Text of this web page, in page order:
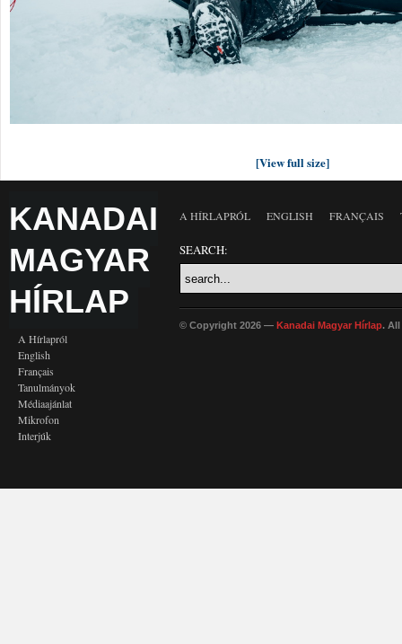
[View full size]
KANADAI
MAGYAR
HÍRLAP
A Hírlapról
English
Français
Tanulmányok
Médiaajánlat
Mikrofon
Interjúk
A HÍRLAPRÓL ENGLISH FRANÇAIS
SEARCH:
© Copyright 2026 — Kanadai Magyar Hírlap. All